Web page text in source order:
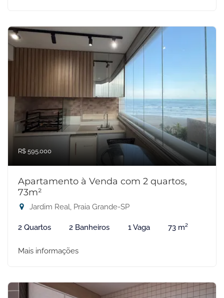
R$ 595.000
Apartamento à Venda com 2 quartos,
73m²
Jardim Real, Praia Grande-SP
2 Quartos 2 Banheiros 1 Vaga 73 m²
Mais informações